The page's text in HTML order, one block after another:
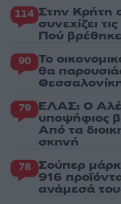
114 Στην Κρήτη
συνεχίζει
Πού
90 Το
θα
79 ΕΛΑΣ: Ο
υποψήφιος
Από τα
σκηνή
78 Σούπερ
916
ανάμεσά